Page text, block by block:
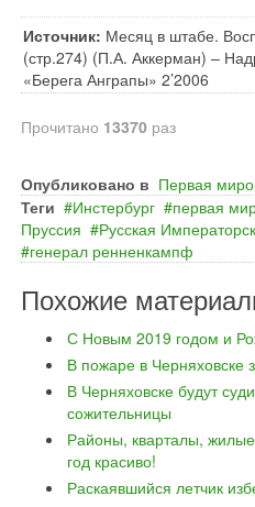
Источник: Месяц в штабе.
(стр.274) (П.А. Аккерман) –
«Берега Анграпы» 2’2006
Прочитано 13370 раз
Опубликовано в Первая
Теги
Инстербург первая
Пруссия
Русская
генерал ренненкампф
Похожие
С Новым 2019 годом и
В пожаре в Черняховске
В Черняховске будут
сожительницы
Районы, кварталы,
год красиво!
Раскаявшийся летчик